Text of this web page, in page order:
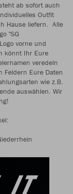
ab sofort auch
Outfit
Hause liefern. Alle
"SG
vorne und
könnt Ihr Eure
veredeln
Feldern Eure Daten
wie z.B.
auswählen. Wir